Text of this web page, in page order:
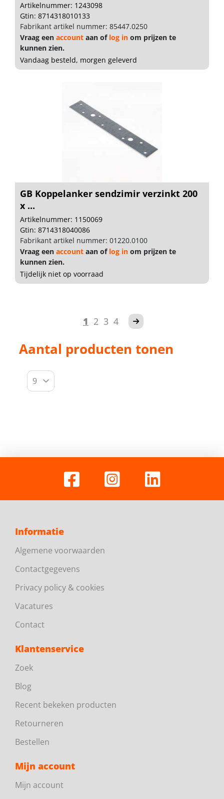
Artikelnummer: 1243098
Gtin: 8714318010133
Fabrikant artikel nummer: 85447.0250
Vraag een account aan of log in om prijzen te
kunnen zien.
Vandaag besteld, morgen geleverd
GB Koppelanker sendzimir verzinkt 200
x ...
Artikelnummer: 1150069
Gtin: 8714318040086
Fabrikant artikel nummer: 01220.0100
Vraag een account aan of log in om prijzen te
kunnen zien.
Tijdelijk niet op voorraad
1 2 3 4
Aantal producten tonen
Informatie
Algemene voorwaarden
Contactgegevens
Privacy policy & cookies
Vacatures
Contact
Klantenservice
Zoek
Blog
Recent bekeken producten
Retourneren
Bestellen
Mijn account
Mijn account